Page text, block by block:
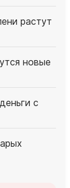
растут
новые
с